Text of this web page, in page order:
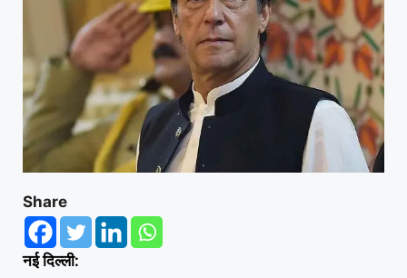
Share
नई दिल्ली: